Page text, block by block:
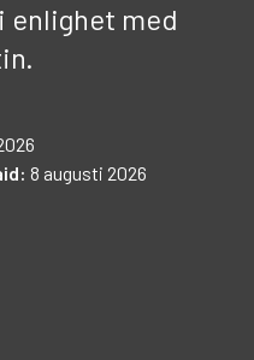
enlighet med
8 augusti 2026